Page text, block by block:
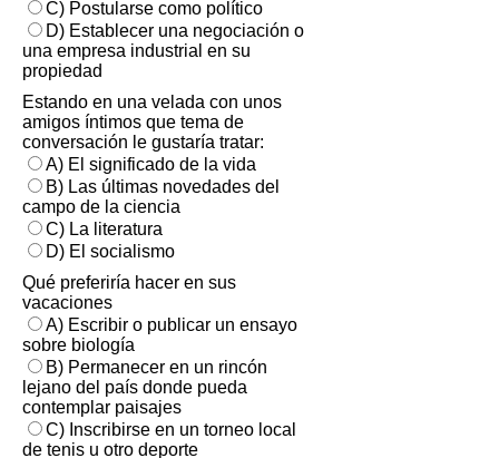
C) Postularse como político
D) Establecer una negociación o
una empresa industrial en su
propiedad
Estando en una velada con unos
amigos íntimos que tema de
conversación le gustaría tratar:
A) El significado de la vida
B) Las últimas novedades del
campo de la ciencia
C) La literatura
D) El socialismo
Qué preferiría hacer en sus
vacaciones
A) Escribir o publicar un ensayo
sobre biología
B) Permanecer en un rincón
lejano del país donde pueda
contemplar paisajes
C) Inscribirse en un torneo local
de tenis u otro deporte